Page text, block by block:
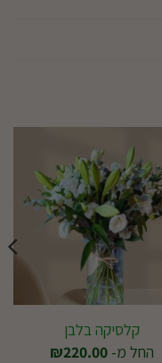
קלסיקה בלבן
החל מ-
₪220.00